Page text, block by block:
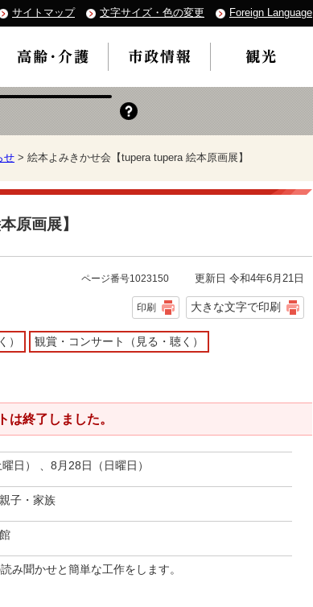
サイトマップ 文字サイズ・色の変更 Foreign Language
せ > 絵本よみきかせ会【tupera tupera 絵本原画展】
原画展】
ページ番号1023150 更新日 令和4年6月21日
印刷 大きな文字で印刷
） 観賞・コンサート（見る・聴く）
は終了しました。
日） 、8月28日（日曜日）
子・家族
み聞かせと簡単な工作をします。